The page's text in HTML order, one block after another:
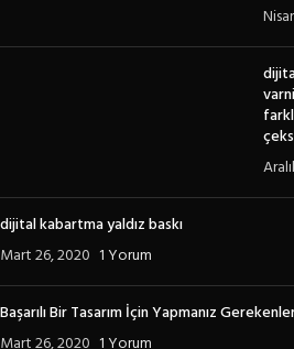
dijital kabartma yaldız baskı
Mart 26, 2020 1 Yorum
Başarılı Bir Tasarım İçin Yapmanız